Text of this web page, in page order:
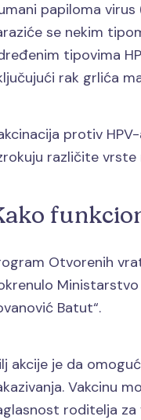
papiloma
se nekim
tipovima
rak grlića
protiv
različite vrste
Otvorenih
Ministarstvo
Batut“.
akcije je da
Vakcinu
roditelja za